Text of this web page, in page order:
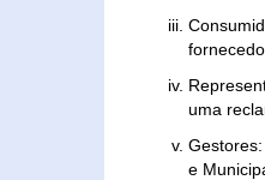
uma
e